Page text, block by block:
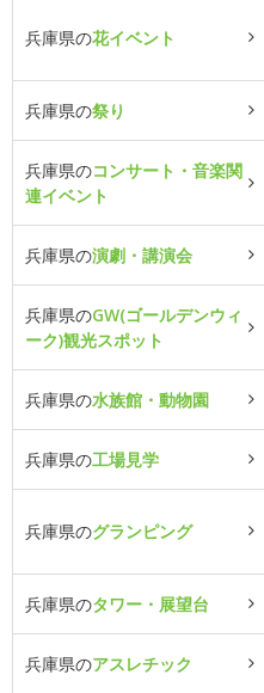
兵庫県の花イベント
兵庫県の祭り
兵庫県のコンサート・音楽関
連イベント
兵庫県の演劇・講演会
兵庫県のGW(ゴールデンウィ
ーク)観光スポット
兵庫県の水族館・動物園
兵庫県の工場見学
兵庫県のグランピング
兵庫県のタワー・展望台
兵庫県のアスレチック